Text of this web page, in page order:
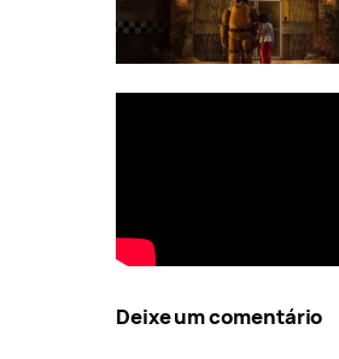
Deixe um comentário